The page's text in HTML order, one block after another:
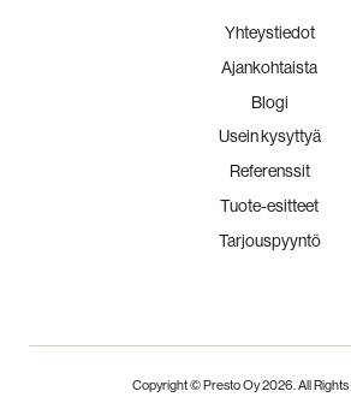
Yhteystiedot
Ajankohtaista
Blogi
Usein kysyttyä
Referenssit
Tuote-esitteet
Tarjouspyyntö
Copyright © Presto Oy2026 . All